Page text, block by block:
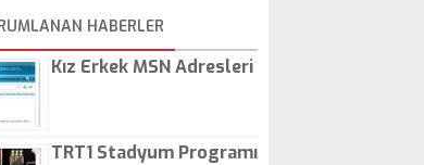
HABERLER
Kız Erkek MSN Adresleri
TRT1 Stadyum Programı